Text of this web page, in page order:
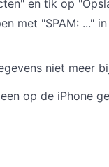
en tik op
met "SPAM: ..."
niet meer
op de iPhone